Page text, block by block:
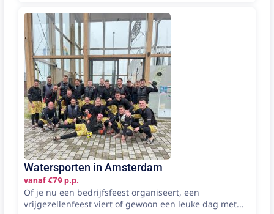
Watersporten in Amsterdam
vanaf €79 p.p.
Of je nu een bedrijfsfeest organiseert, een
vrijgezellenfeest viert of gewoon een leuke dag met...